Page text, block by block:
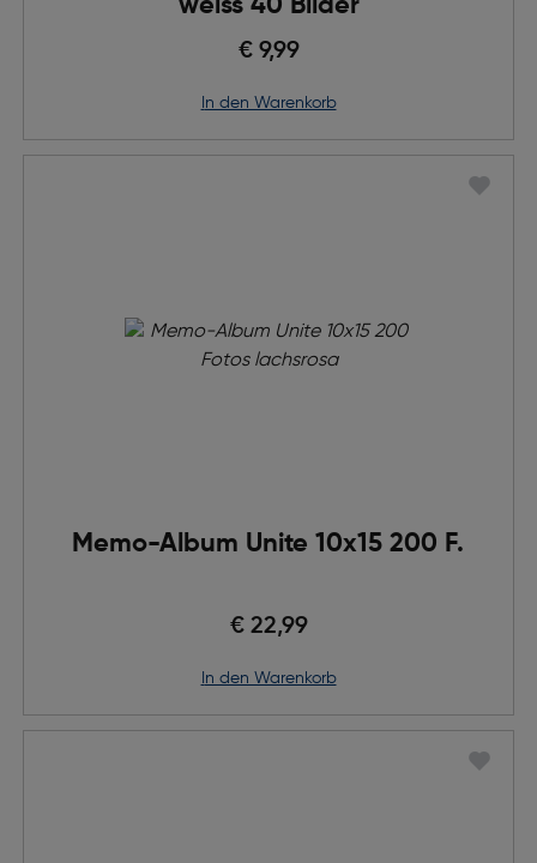
weiss 40 Bilder
€ 9,99
in den Warenkorb
Memo-Album Unite 10x15 200 F.
€ 22,99
in den Warenkorb